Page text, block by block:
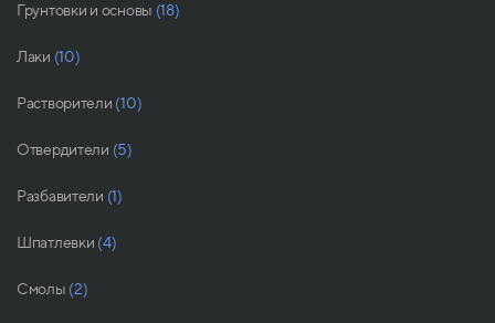
Грунтовки и основы (18)
Лаки (10)
Растворители (10)
Отвердители (5)
Разбавители (1)
Шпатлевки (4)
Смолы (2)